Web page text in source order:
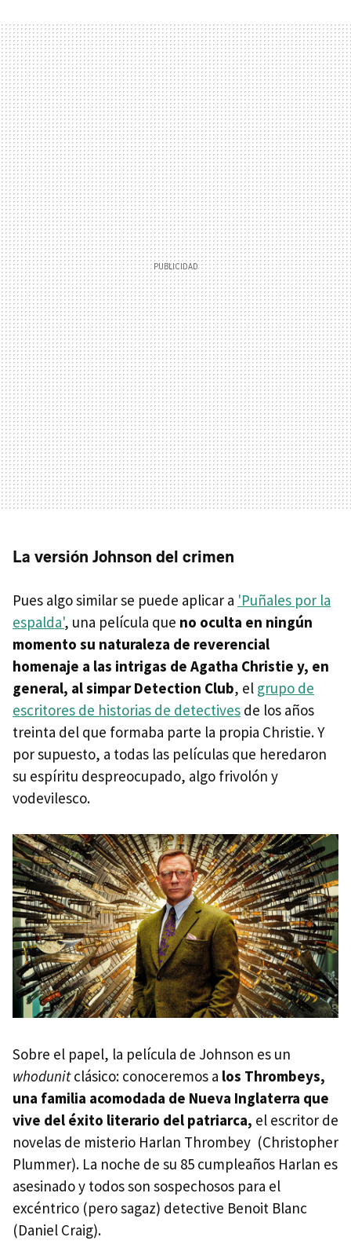
La versión Johnson del crimen
Pues algo similar se puede aplicar a 'Puñales por la
espalda', una película que no oculta en ningún
momento su naturaleza de reverencial
homenaje a las intrigas de Agatha Christie y, en
general, al simpar Detection Club, el grupo de
escritores de historias de detectives de los años
treinta del que formaba parte la propia Christie. Y
por supuesto, a todas las películas que heredaron
su espíritu despreocupado, algo frivolón y
vodevilesco.
Sobre el papel, la película de Johnson es un
whodunitclásico: conoceremos a los Thrombeys,
una familia acomodada de Nueva Inglaterra que
vive del éxito literario del patriarca, el escritor de
novelas de misterio Harlan Thrombey (Christopher
Plummer). La noche de su 85 cumpleaños Harlan es
asesinado y todos son sospechosos para el
excéntrico (pero sagaz) detective Benoit Blanc
(Daniel Craig).